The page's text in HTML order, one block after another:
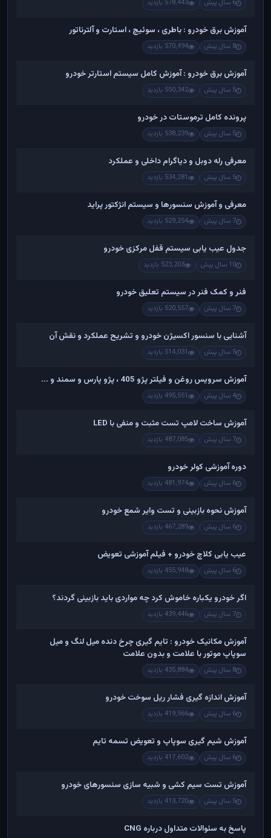
6 سال پیش 578,443 بازدید
آموزش برق خودرو : باطری ، سوئیچ ، استارت و آلترناتور
8 سال پیش 570,494 بازدید
آموزش برق خودرو : آموزش کامل سیستم استارتر خودرو
5 سال پیش 550,342 بازدید
پرونده کامل ترموستات در خودرو
5 سال پیش 538,239 بازدید
معرفی رله دوبل و دیاگرام داخلی و عملکرد
5 سال پیش 534,281 بازدید
معرفی و آموزش سنسورها و سیستم انژکتور پراید
7 سال پیش 529,254 بازدید
جدول عیب یابی سیستم قفل مرکزی خودرو
10 سال پیش 523,203 بازدید
فنر و کمک فنر در سیستم تعلیق خودرو
7 سال پیش 520,557 بازدید
آشنایی با سنسور اکسیژن خودرو و تشریح عملکرد و نقش آن
5 سال پیش 514,031 بازدید
آموزش سرویس روغن و فیلتر پژو 405 ، پژو پارس و سمند و ...
4 سال پیش 495,551 بازدید
آموزش ساخت لامپ تست مثبت و منفی با LED
7 سال پیش 487,085 بازدید
دوره آموزشی کولر خودرو
6 سال پیش 481,974 بازدید
آموزش نحوه بازبینی و تست وایر شمع خودرو
6 سال پیش 467,289 بازدید
عیب یابی کلاچ خودرو + فیلم آموزشی تعویض
6 سال پیش 455,948 بازدید
اگر خودرو یکباره خاموش کرد چه مواردی باید بازبینی گردند؟
7 سال پیش 439,446 بازدید
آموزش مکانیک خودرو : تایم گیری چرخ دنده میل لنگ و میل
سوپاپ موتور با علامت و بدون علامت
8 سال پیش 435,884 بازدید
آموزش اندازه گیری فشار ریل سوخت خودرو
6 سال پیش 419,566 بازدید
آموزش شیم گیری سوپاپ و تعویض تسمه تایم
6 سال پیش 417,602 بازدید
آموزش تست سیم کشی و شبیه سازی سنسورهای خودرو
5 سال پیش 413,720 بازدید
پاسخ به سئوالات متداول درباره CNG